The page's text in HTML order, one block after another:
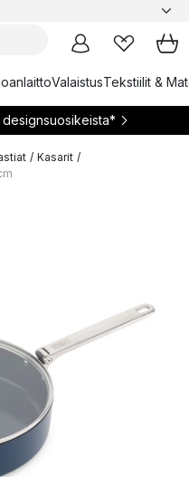
ValaistusTekstiilit &
designsuosikeista*
/ Kasarit /